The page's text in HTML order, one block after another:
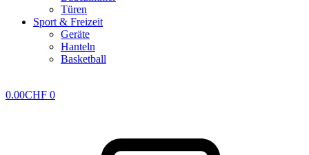
Türen
Sport & Freizeit
Geräte
Hanteln
Basketball
0.00CHF 0